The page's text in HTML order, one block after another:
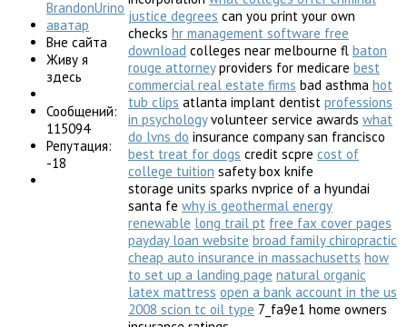
Вне сайта
Живу я
здесь
Сообщений:
115094
Репутация:
-18
justice degrees can you print your own
checks hr management software free
download colleges near melbourne fl baton
rouge attorneyproviders for medicare best
commercial real estate firms bad asthma hot
tub clips atlanta implant dentist professions
in psychologyvolunteer service awards what
do lvns do insurance company san francisco
best treat for dogs credit scpre cost of
college tuition safety box knife
storage units sparks nvprice of a hyundai
santa fe why is geothermal energy
renewable long trail pt free fax cover pages
payday loan website broad family chiropractic
cheap auto insurance in massachusetts how
to set up a landing page natural organic
latex mattress open a bank account in the us
2008 scion tc oil type 7_fa9e1 home owners